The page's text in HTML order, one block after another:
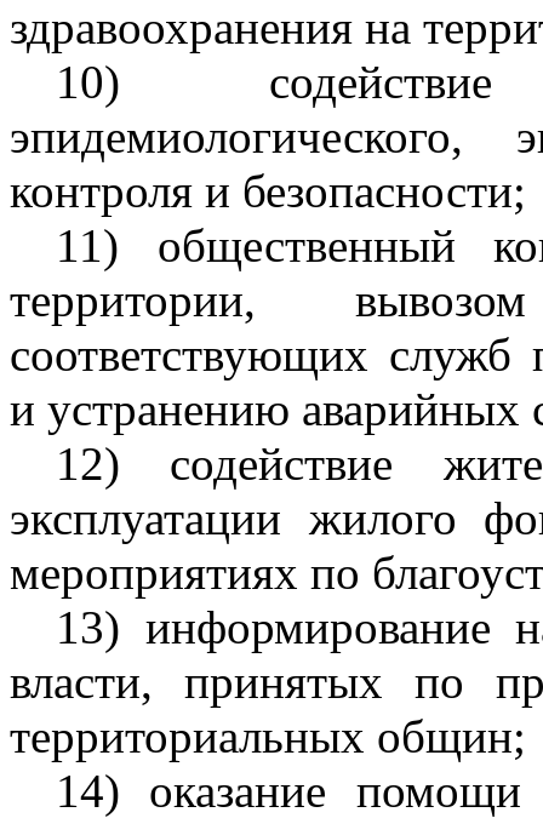
здравоохранения на
10)
эпидемиологического,
контроля и безопасности;
11) общественный
территории,
соответствующих служб
и устранению аварийных
12) содействие
эксплуатации жилого
мероприятиях по
13) информирование
власти, принятых по
территориальных общин;
14) оказание